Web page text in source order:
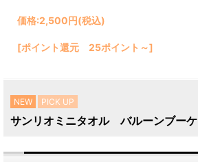
価格:2,500円(税込)
[ポイント還元 25ポイント～]
NEW PICK UP
サンリオミニタオル バルーンブーケ